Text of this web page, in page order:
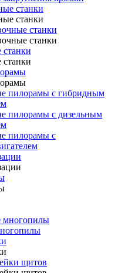
станки
станки
станки
станки
пилорамы с гибридным
пилорамы с дизельным
пилорамы с
многопилы
щитов